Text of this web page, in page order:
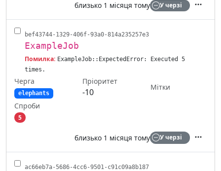
близько 1 місяця тому У черзі
bef43744-1329-406f-93a0-814a235257e3
ExampleJob
Помилка: ExampleJob::ExpectedError: Executed 5
times.
Черга
elephants
Пріоритет
-10
Мітки
Спроби
5
близько 1 місяця тому У черзі
ac66eb7a-5686-4cc6-9501-c91c09a8b187